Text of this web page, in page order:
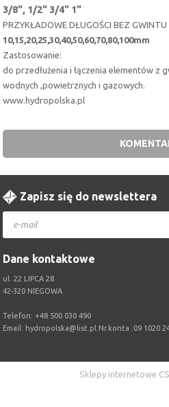
3/8", 1/2" 3/4" 1"
PRZYKŁADOWE DŁUGOŚCI BEZ
10,15,20,25,30,40,50,60,70,80,100mm
Zastosowanie:
do przedłużenia i łączenia elementów z
wodnych ,powietrznych i gazowych.
www.hydropolska.pl
Zapisz się do newslettera
Dane kontaktowe
ul. 22 LIPCA 28
42-320 NIEGOWA
Telefon: +48 500 030 490
Email: hydropolska@list.pl Nr.konta :09 1020
Sklepy internetowe